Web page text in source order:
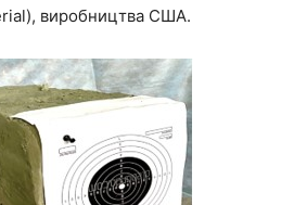
виробництва США.